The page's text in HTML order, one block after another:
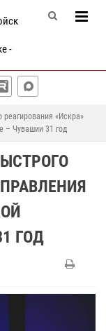
-
«Искра»
– Чувашии 31 год
ГОД